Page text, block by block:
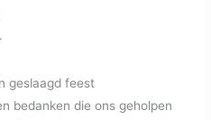
geslaagd feest
bedanken die ons geholpen